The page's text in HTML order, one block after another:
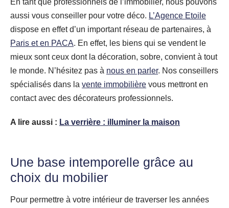
aussi vous conseiller pour votre déco. L’Agence Etoile
dispose en effet d’un important réseau de partenaires, à
Paris et en PACA. En effet, les biens qui se vendent le
mieux sont ceux dont la décoration, sobre, convient à tout
le monde. N’hésitez pas à nous en parler. Nos conseillers
spécialisés dans la vente immobilière vous mettront en
contact avec des décorateurs professionnels.
A lire aussi : La verrière : illuminer la maison
Une base intemporelle grâce au
choix du mobilier
Pour permettre à votre intérieur de traverser les années